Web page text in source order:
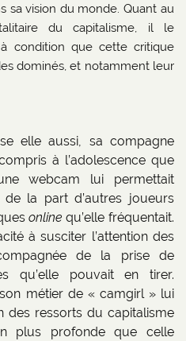
sa vision du monde. Quant au
du capitalisme, il le
condition que cette critique
dominés, et notamment leur
elle aussi, sa compagne
à l’adolescence que
webcam lui permettait
de la part d’autres joueurs
onlinequ’elle fréquentait.
à susciter l’attention des
de la prise de
qu’elle pouvait en tirer.
métier de « camgirl » lui
des ressorts du capitalisme
plus profonde que celle